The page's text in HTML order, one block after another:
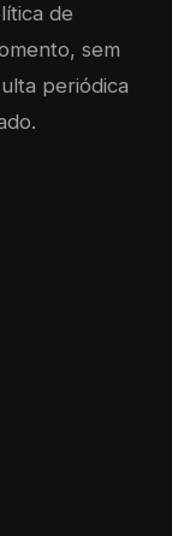
de
sem
periódica